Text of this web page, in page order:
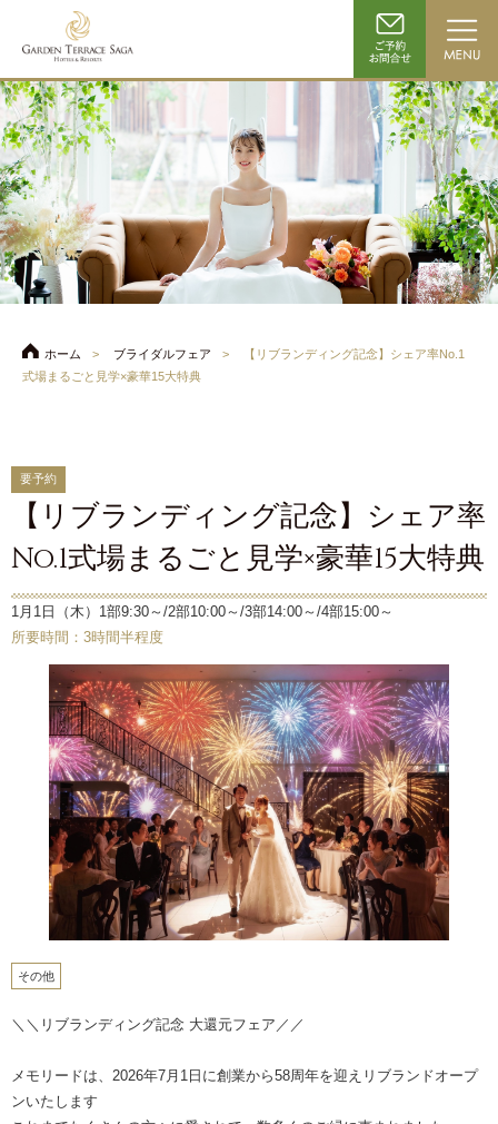
ホーム ブライダルフェア
【リブランディング記念】シェア率No.1
式場まるごと見学×豪華15大特典
要予約
【リブランディング記念】シェア率
No.1式場まるごと見学×豪華15大特典
1月1日（木）1部9:30～/2部10:00～/3部14:00～/4部15:00～
所要時間：3時間半程度
その他
＼＼リブランディング記念 大還元フェア／／
メモリードは、2026年7月1日に創業から58周年を迎えリブランドオープ
ンいたします